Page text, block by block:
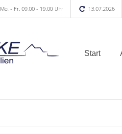
Mo. - Fr. 09.00 - 19.00 Uhr 13.07.2026
Start